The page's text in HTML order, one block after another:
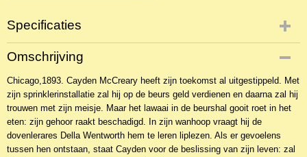
Specificaties
Productcode
NBKR-4286
EAN code
9789029721189
Omschrijving
Chicago,1893. Cayden McCreary heeft zijn toekomst al uitgestippeld. Met
zijn sprinklerinstallatie zal hij op de beurs geld verdienen en daarna zal hij
trouwen met zijn meisje. Maar het lawaai in de beurshal gooit roet in het
eten: zijn gehoor raakt beschadigd. In zijn wanhoop vraagt hij de
dovenlerares Della Wentworth hem te leren liplezen. Als er gevoelens
tussen hen ontstaan, staat Cayden voor de beslissing van zijn leven: zal